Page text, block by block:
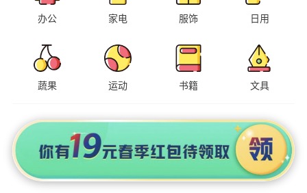
办公 家电 服饰 日用
蔬果 运动 书籍 文具